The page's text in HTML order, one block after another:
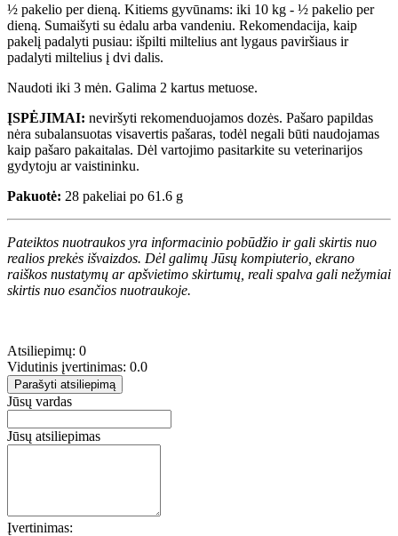
½ pakelio per dieną. Kitiems gyvūnams: iki 10 kg - ½ pakelio per
dieną. Sumaišyti su ėdalu arba vandeniu. Rekomendacija, kaip
pakelį padalyti pusiau: išpilti miltelius ant lygaus paviršiaus ir
padalyti miltelius į dvi dalis.
Naudoti iki 3 mėn. Galima 2 kartus metuose.
ĮSPĖJIMAI: neviršyti rekomenduojamos dozės. Pašaro papildas
nėra subalansuotas visavertis pašaras, todėl negali būti naudojamas
kaip pašaro pakaitalas. Dėl vartojimo pasitarkite su veterinarijos
gydytoju ar vaistininku.
Pakuotė: 28 pakeliai po 61.6 g
Pateiktos nuotraukos yra informacinio pobūdžio ir gali skirtis nuo
realios prekės išvaizdos. Dėl galimų Jūsų kompiuterio, ekrano
raiškos nustatymų ar apšvietimo skirtumų, reali spalva gali nežymiai
skirtis nuo esančios nuotraukoje.
Atsiliepimų: 0
Vidutinis įvertinimas: 0.0
Parašyti atsiliepimą
Jūsų vardas
Jūsų atsiliepimas
Įvertinimas: